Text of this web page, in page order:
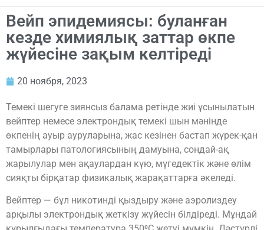
Вейп эпидемиясы: буланған
кезде химиялық заттар өкпе
жүйесіне зақым келтіреді
20 ноября, 2023
Темекі шегуге зиянсыз балама ретінде жиі ұсынылатын
вейптер немесе электрондық темекі шын мәнінде
өкпенің ауыр ауруларына, жас кезінен бастап жүрек-қан
тамырлары патологиясының дамуына, сондай-ақ
жарылулар мен ақаулардан күю, мүгедектік және өлім
сияқты бірқатар физикалық жарақаттарға әкеледі.
Вейптер — бұл никотинді қыздыру және аэролиздеу
арқылы электрондық жеткізу жүйесін білдіреді. Мұндай